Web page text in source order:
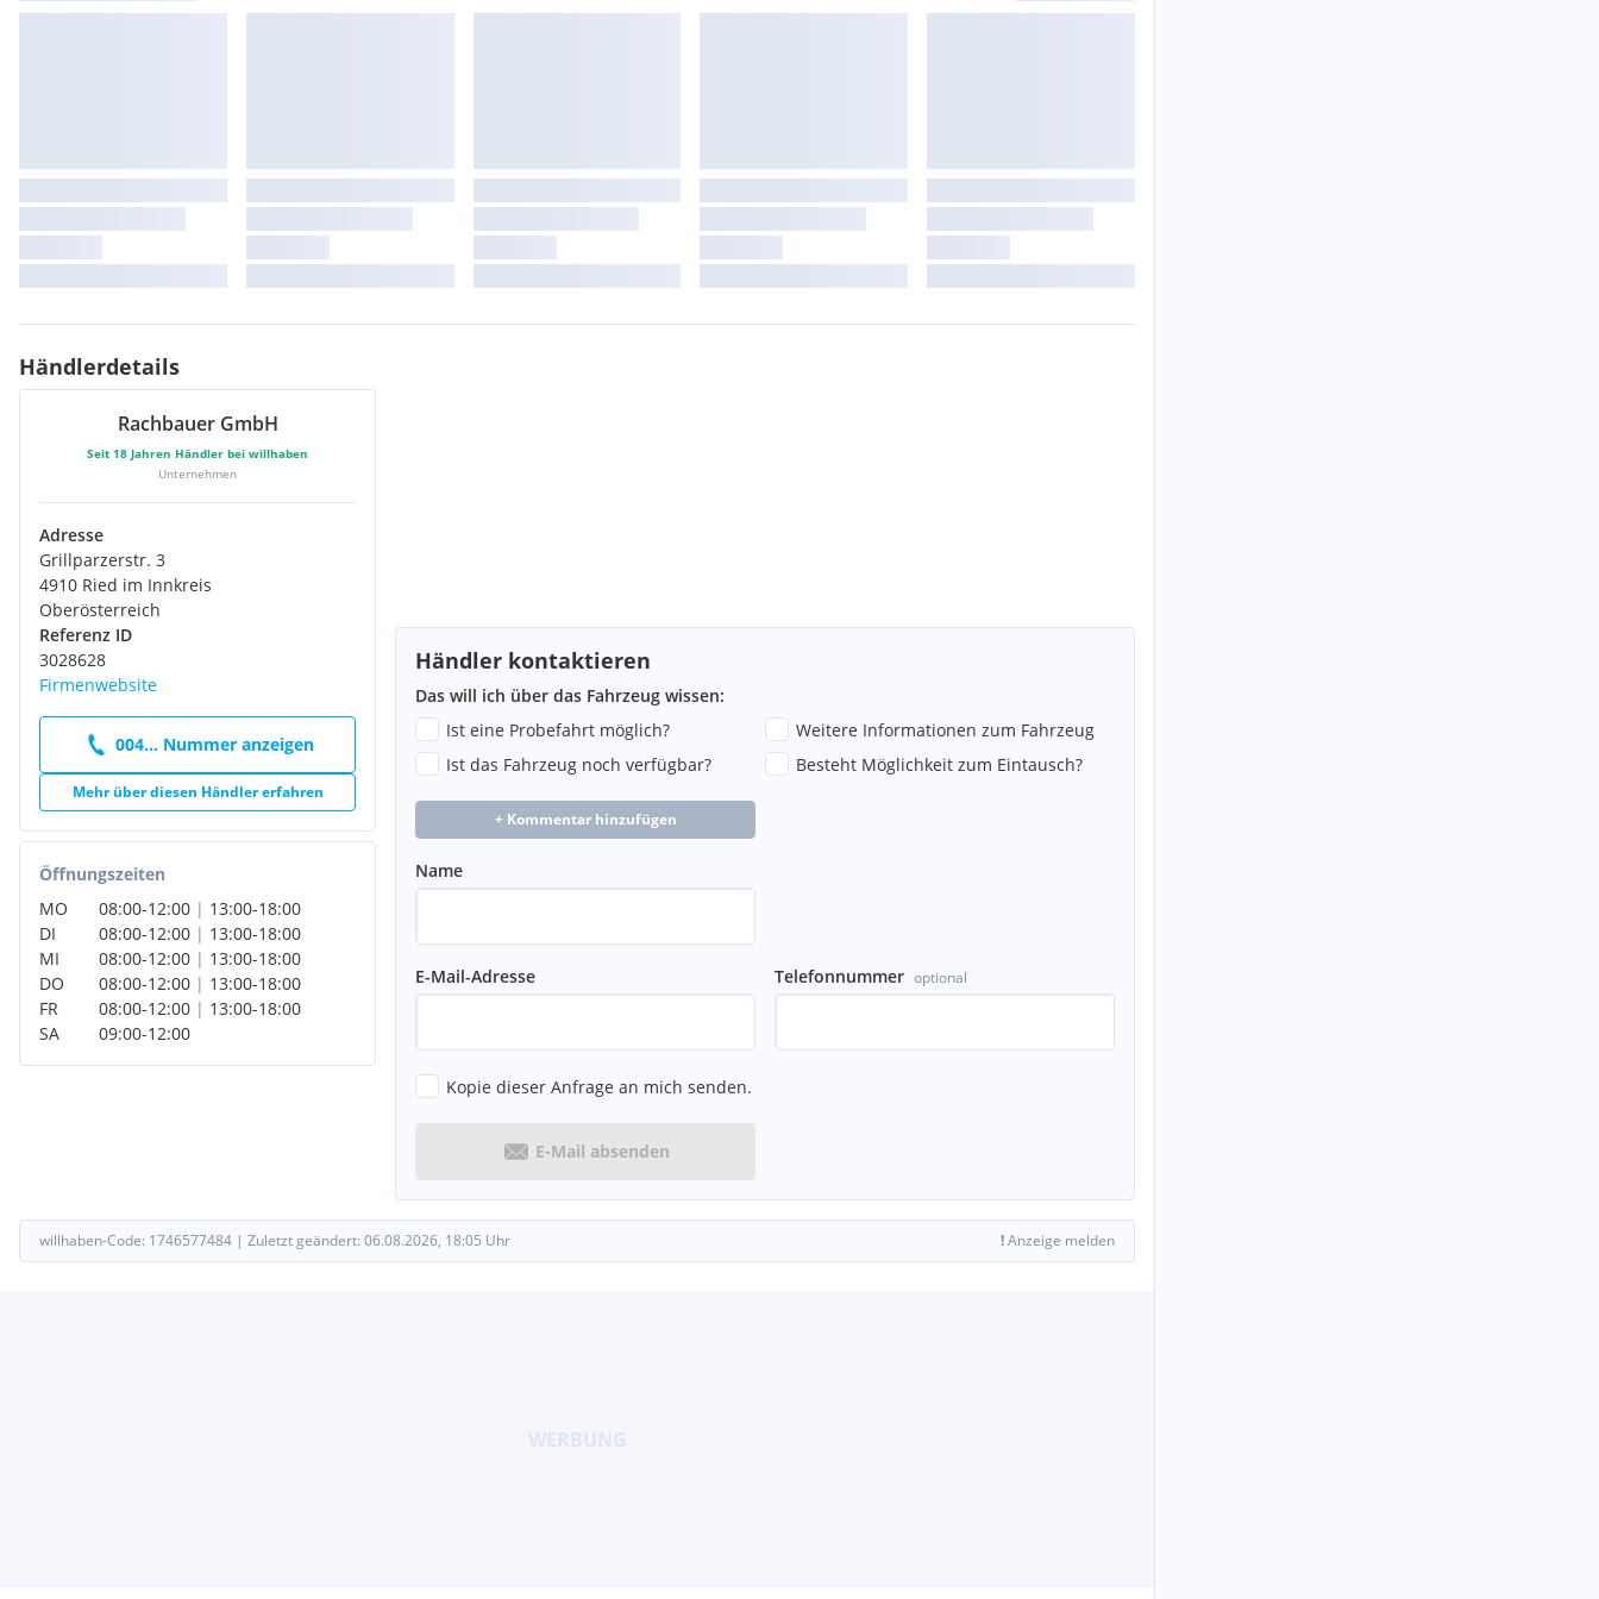
M Sportbremse
Bordcomputer
Interieurleisten Aluminium Tetragon
Kindersitzbefestigung Beifahrersitz
Radschraubensicherung
Reifenreparatur-Set
Windschott
EfficientDynamics
Händlerdetails
Rachbauer GmbH
Seit 18 Jahren Händler bei willhaben
Unternehmen
Adresse
Grillparzerstr. 3
4910 Ried im Innkreis
Oberösterreich
Referenz ID
3028628
Firmenwebsite
004... Nummer anzeigen
Mehr über diesen Händler erfahren
Öffnungszeiten
MO
08:00-12:00 | 13:00-18:00
DI
08:00-12:00 | 13:00-18:00
MI
08:00-12:00 | 13:00-18:00
DO
08:00-12:00 | 13:00-18:00
FR
08:00-12:00 | 13:00-18:00
SA
09:00-12:00
Händler kontaktieren
Das will ich über das Fahrzeug wissen:
Ist eine Probefahrt möglich?
Weitere Informationen zum Fahrzeug
Ist das Fahrzeug noch verfügbar?
Besteht Möglichkeit zum Eintausch?
+ Kommentar hinzufügen
Name
E-Mail-Adresse Telefonnummer optional
Kopie dieser Anfrage an mich senden.
E-Mail absenden
willhaben-Code: 1746577484 | Zuletzt geändert: 06.08.2026, 18:05 Uhr !Anzeige melden